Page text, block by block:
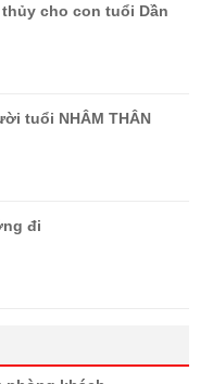
cho con tuổi Dần
tuổi NHÂM THÂN
đi